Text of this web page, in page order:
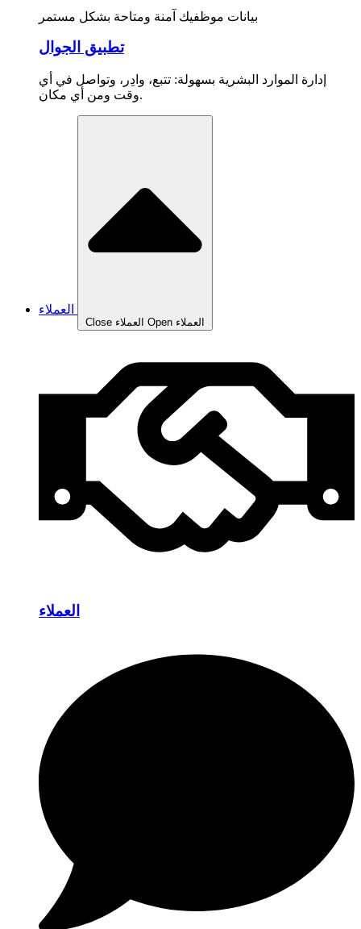
بيانات موظفيك آمنة ومتاحة بشكل مستمر
تطبيق الجوال
إدارة الموارد البشرية بسهولة: تتبع، وادِر، وتواصل في أي
وقت ومن أي مكان.
Close العملاء Open العملاء
العملاء